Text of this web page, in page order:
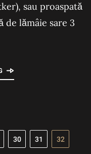
sau proaspată
de lămâie sare 3
30 31 32